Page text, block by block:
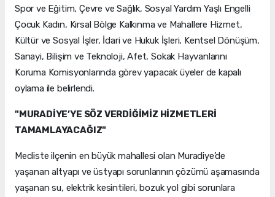
Spor ve Eğitim, Çevre ve Sağlık, Sosyal Yardım Yaşlı Engelli
Çocuk Kadın, Kırsal Bölge Kalkınma ve Mahallere Hizmet,
Kültür ve Sosyal İşler, İdari ve Hukuk İşleri, Kentsel Dönüşüm,
Sanayi, Bilişim ve Teknoloji, Afet, Sokak Hayvanlarını
Koruma Komisyonlarında görev yapacak üyeler de kapalı
oylama ile belirlendi.
"MURADİYE’YE SÖZ VERDİĞİMİZ HİZMETLERİ
TAMAMLAYACAĞIZ"
Mecliste ilçenin en büyük mahallesi olan Muradiye’de
yaşanan altyapı ve üstyapı sorunlarının çözümü aşamasında
yaşanan su, elektrik kesintileri, bozuk yol gibi sorunlara